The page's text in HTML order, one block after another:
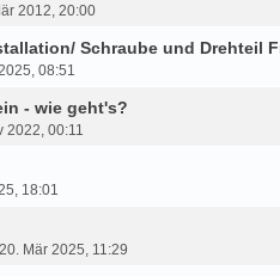
2012, 20:00
Schraube und Drehteil
08:51
- wie geht's?
2022, 00:11
18:01
Mär 2025, 11:29